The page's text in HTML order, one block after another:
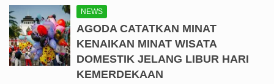
NEWS
AGODA CATATKAN MINAT
KENAIKAN MINAT WISATA
DOMESTIK JELANG LIBUR HARI
KEMERDEKAAN